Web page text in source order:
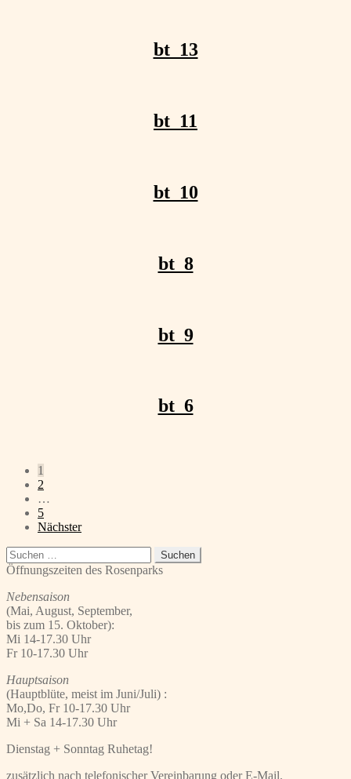
bt_13
bt_11
bt_10
bt_8
bt_9
bt_6
Seitennummerierung
der
Beiträge
1
2
…
5
Nächster
Suchen
nach:
Öffnungszeiten des Rosenparks
Nebensaison
(Mai, August, September,
bis zum 15. Oktober):
Mi 14-17.30 Uhr
Fr 10-17.30 Uhr
Hauptsaison
(Hauptblüte, meist im Juni/Juli) :
Mo,Do, Fr 10-17.30 Uhr
Mi + Sa 14-17.30 Uhr
Dienstag + Sonntag Ruhetag!
zusätzlich nach telefonischer Vereinbarung oder E-Mail.